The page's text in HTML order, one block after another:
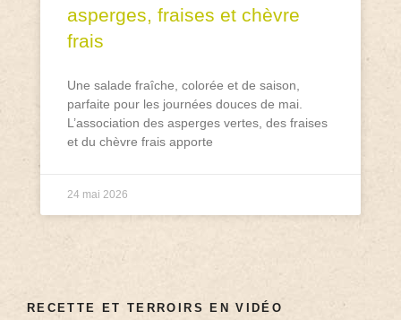
asperges, fraises et chèvre
frais
Une salade fraîche, colorée et de saison,
parfaite pour les journées douces de mai.
L’association des asperges vertes, des fraises
et du chèvre frais apporte
24 mai 2026
RECETTE ET TERROIRS EN VIDÉO